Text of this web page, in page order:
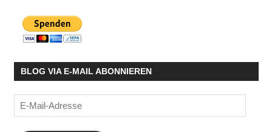
BLOG VIA E-MAIL ABONNIEREN
E-
Mail-